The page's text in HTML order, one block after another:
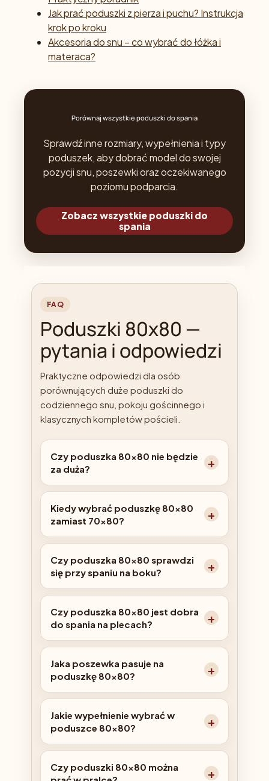
Jak prać poduszki z pierza i puchu? Instrukcja
krok po kroku
Akcesoria do snu – co wybrać do łóżka i
materaca?
Porównaj wszystkie poduszki do spania
Sprawdź inne rozmiary, wypełnienia i typy
poduszek, aby dobrać model do swojej
pozycji snu, poszewki oraz oczekiwanego
poziomu podparcia.
Zobacz wszystkie poduszki do
spania
FAQ
Poduszki 80x80 —
pytania i odpowiedzi
Praktyczne odpowiedzi dla osób
porównujących duże poduszki do
codziennego snu, pokoju gościnnego i
klasycznych kompletów pościeli.
Czy poduszka 80x80 nie będzie
za duża?
Kiedy wybrać poduszkę 80x80
zamiast 70x80?
Czy poduszka 80x80 sprawdzi
się przy spaniu na boku?
Czy poduszka 80x80 jest dobra
do spania na plecach?
Jaka poszewka pasuje na
poduszkę 80x80?
Jakie wypełnienie wybrać w
poduszce 80x80?
Czy poduszki 80x80 można